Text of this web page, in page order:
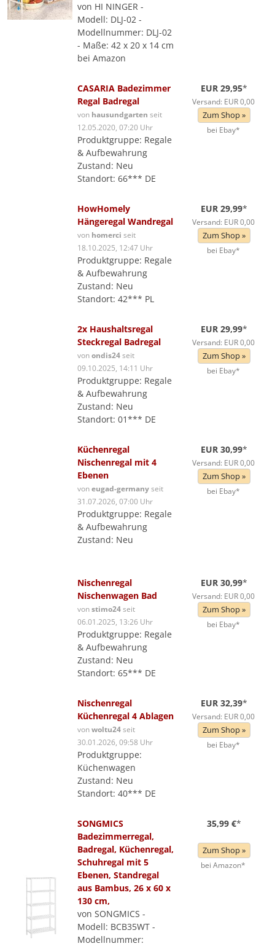
von HI NINGER -
Modell: DLJ-02 -
Modellnummer: DLJ-02
- Maße: 42 x 20 x 14 cm
bei Amazon
CASARIA Badezimmer
Regal Badregal
von hausundgarten seit
12.05.2020, 07:20 Uhr
Produktgruppe: Regale
& Aufbewahrung
Zustand: Neu
Standort: 66*** DE
EUR 29,95*
Versand: EUR 0,00
Zum Shop »
bei Ebay*
HowHomely
Hängeregal Wandregal
von homerci seit
18.10.2025, 12:47 Uhr
Produktgruppe: Regale
& Aufbewahrung
Zustand: Neu
Standort: 42*** PL
EUR 29,99*
Versand: EUR 0,00
Zum Shop »
bei Ebay*
2x Haushaltsregal
Steckregal Badregal
vonondis24seit
09.10.2025, 14:11 Uhr
Produktgruppe: Regale
& Aufbewahrung
Zustand: Neu
Standort: 01*** DE
EUR 29,99*
Versand: EUR 0,00
Zum Shop »
bei Ebay*
Küchenregal
Nischenregal mit 4
Ebenen
voneugad-germanyseit
31.07.2026, 07:00 Uhr
Produktgruppe: Regale
& Aufbewahrung
Zustand: Neu
EUR 30,99*
Versand: EUR 0,00
Zum Shop »
bei Ebay*
Nischenregal
Nischenwagen Bad
vonstimo24seit
06.01.2025, 13:26 Uhr
Produktgruppe: Regale
& Aufbewahrung
Zustand: Neu
Standort: 65*** DE
EUR 30,99*
Versand: EUR 0,00
Zum Shop »
bei Ebay*
Nischenregal
Küchenregal 4 Ablagen
vonwoltu24seit
30.01.2026, 09:58 Uhr
Produktgruppe:
Küchenwagen
Zustand: Neu
Standort: 40*** DE
EUR 32,39*
Versand: EUR 0,00
Zum Shop »
bei Ebay*
SONGMICS
Badezimmerregal,
Badregal, Küchenregal,
Schuhregal mit 5
Ebenen, Standregal
aus Bambus, 26 x 60 x
130 cm,
von SONGMICS -
Modell: BCB35WT -
Modellnummer:
35,99 €*
Zum Shop »
bei Amazon*